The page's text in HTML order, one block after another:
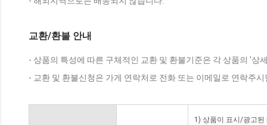
교환/환불 안내
- 상품의 특성에 따른 구체적인 교환 및 환불기준은 각 상품의 '상
- 교환 및 환불신청은 가게 연락처로 전화 또는 이메일로 연락주
1) 상품이 표시/광고된